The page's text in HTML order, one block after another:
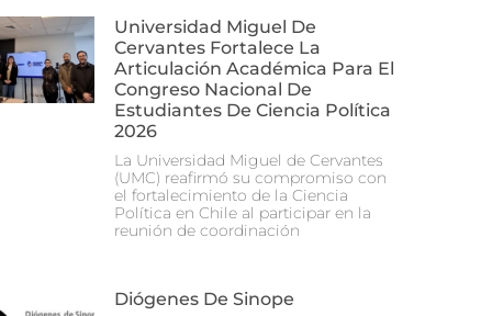
Universidad Miguel De
Cervantes Fortalece La
Articulación Académica Para El
Congreso Nacional De
Estudiantes De Ciencia Política
2026
La Universidad Miguel de Cervantes
(UMC) reafirmó su compromiso con
el fortalecimiento de la Ciencia
Política en Chile al participar en la
reunión de coordinación
Diógenes De Sinope